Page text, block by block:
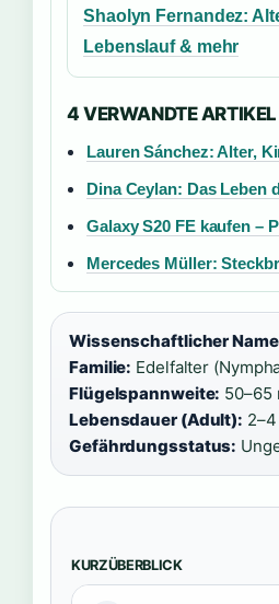
Shaolyn Fernandez:
Lebenslauf & mehr
4 VERWANDTE ARTIKEL
Lauren Sánchez: Alter,
Dina Ceylan: Das Leben
Galaxy S20 FE kaufen –
Mercedes Müller:
Wissenschaftlicher
Familie: Edelfalter
Flügelspannweite: 50–65
Lebensdauer (Adult): 2–4
Gefährdungsstatus:
KURZÜBERBLICK